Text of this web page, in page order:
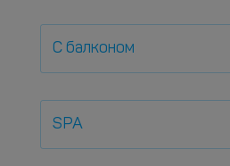
С балконом
SPA